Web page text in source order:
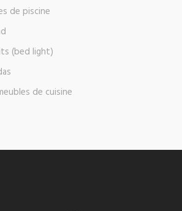
de piscine
(bed light)
de cuisine